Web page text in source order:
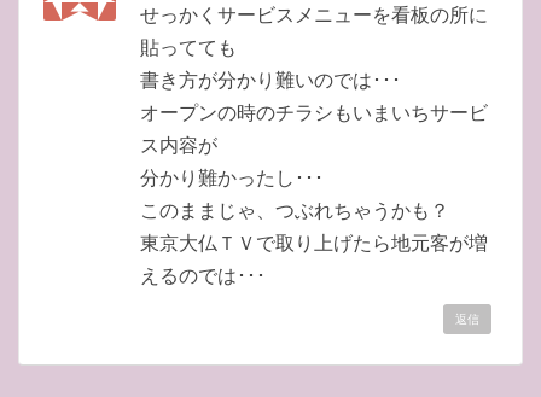
せっかくサービスメニューを看板の所に
貼ってても
書き方が分かり難いのでは･･･
オープンの時のチラシもいまいちサービ
ス内容が
分かり難かったし･･･
このままじゃ、つぶれちゃうかも？
東京大仏ＴＶで取り上げたら地元客が増
えるのでは･･･
返信